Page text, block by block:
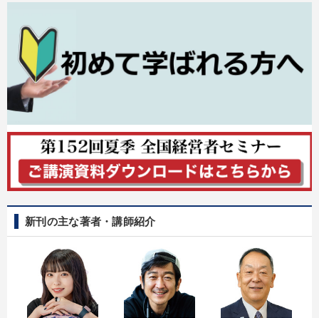
聞き手・作間信司
稲盛和夫 M&A
※「更新」を押すと「カテゴリー」「目的別」「キーワード」を更新いただけます。
local_offer タグから探す refresh 更新する
すべての音声・動画（全2076タイトル）からお探しいただけます
タグ・キーワード
松下幸之助 一流人 労務問題・人事対策
大竹愼一 インバウンド
新刊の主な著者・講師紹介